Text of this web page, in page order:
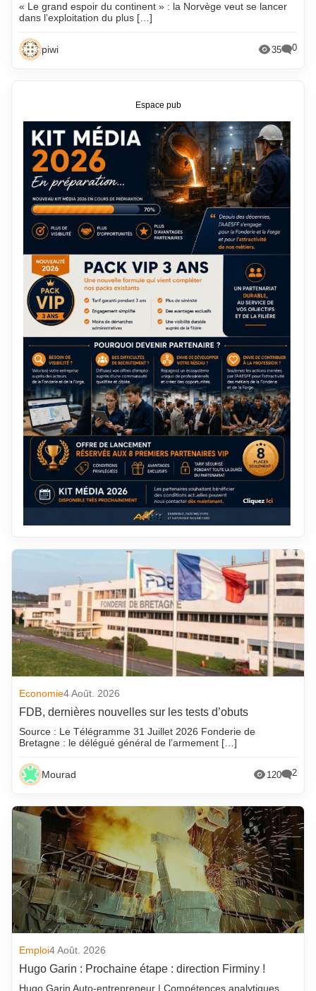
« Le grand espoir du continent » : la Norvège veut se lancer
dans l’exploitation du plus […]
piwi 35 0
Economie4 Août. 2026
FDB, dernières nouvelles sur les tests d’obuts
Source : Le Télégramme 31 Juillet 2026 Fonderie de
Bretagne : le délégué général de l’armement […]
Mourad 120 2
Emploi4 Août. 2026
Hugo Garin : Prochaine étape : direction Firminy !
Hugo Garin Auto-entrepreneur | Compétences analytiques,
Espace pub